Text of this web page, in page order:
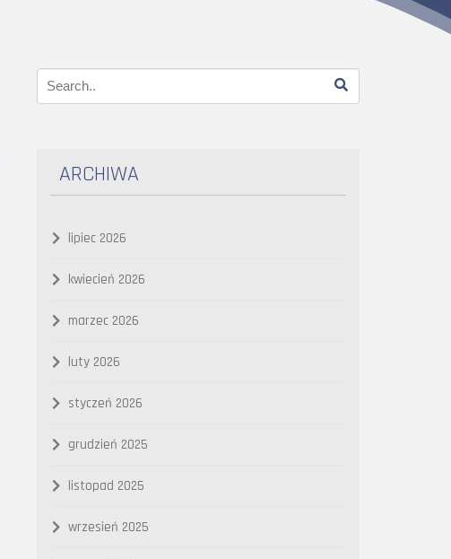
ARCHIWA
lipiec 2026
kwiecień 2026
marzec 2026
luty 2026
styczeń 2026
grudzień 2025
listopad 2025
wrzesień 2025